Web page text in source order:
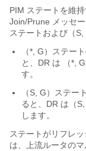
PIM ステートを維
Join/Prune メッセ
ステートおよび（S,
（*, G）ステー
と、DR は （*,
す。
（S, G）ステー
ると、DR は（
します。
ステートがリフレ
は、上流ルータの